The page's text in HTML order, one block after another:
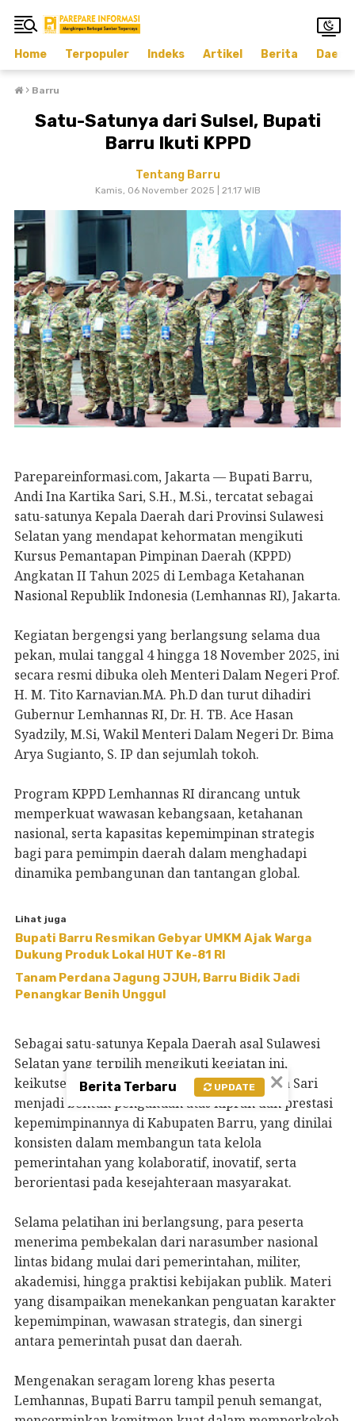
Home Terpopuler Indeks Artikel Berita
› Barru
Satu-Satunya dari Sulsel, Bupati
Barru Ikuti KPPD
Tentang Barru
Kamis, 06 November 2025 | 21.17 WIB
Parepareinformasi.com, Jakarta — Bupati Barru,
Andi Ina Kartika Sari, S.H., M.Si., tercatat sebagai
satu-satunya Kepala Daerah dari Provinsi Sulawesi
Selatan yang mendapat kehormatan mengikuti
Kursus Pemantapan Pimpinan Daerah (KPPD)
Angkatan II Tahun 2025 di Lembaga Ketahanan
Nasional Republik Indonesia (Lemhannas RI), Jakarta.
Kegiatan bergengsi yang berlangsung selama dua
pekan, mulai tanggal 4 hingga 18 November 2025, ini
secara resmi dibuka oleh Menteri Dalam Negeri Prof.
H. M. Tito Karnavian.MA. Ph.D dan turut dihadiri
Gubernur Lemhannas RI, Dr. H. TB. Ace Hasan
Syadzily, M.Si, Wakil Menteri Dalam Negeri Dr. Bima
Arya Sugianto, S. IP dan sejumlah tokoh.
Program KPPD Lemhannas RI dirancang untuk
memperkuat wawasan kebangsaan, ketahanan
nasional, serta kapasitas kepemimpinan strategis
bagi para pemimpin daerah dalam menghadapi
dinamika pembangunan dan tantangan global.
Lihat juga
Bupati Barru Resmikan Gebyar UMKM Ajak Warga
Dukung Produk Lokal HUT Ke-81 RI
Tanam Perdana Jagung JJUH, Barru Bidik Jadi
Penangkar Benih Unggul
Sebagai satu-satunya Kepala Daerah asal Sulawesi
Selatan yang terpilih mengikuti kegiatan ini,
keikutsertaan Bupati Barru, Andi Ina Kartika Sari
menjadi bentuk pengakuan atas kiprah dan prestasi
kepemimpinannya di Kabupaten Barru, yang dinilai
konsisten dalam membangun tata kelola
pemerintahan yang kolaboratif, inovatif, serta
berorientasi pada kesejahteraan masyarakat.
Selama pelatihan ini berlangsung, para peserta
menerima pembekalan dari narasumber nasional
lintas bidang mulai dari pemerintahan, militer,
akademisi, hingga praktisi kebijakan publik. Materi
yang disampaikan menekankan penguatan karakter
kepemimpinan, wawasan strategis, dan sinergi
antara pemerintah pusat dan daerah.
Mengenakan seragam loreng khas peserta
Lemhannas, Bupati Barru tampil penuh semangat,
×
Berita Terbaru UPDATE